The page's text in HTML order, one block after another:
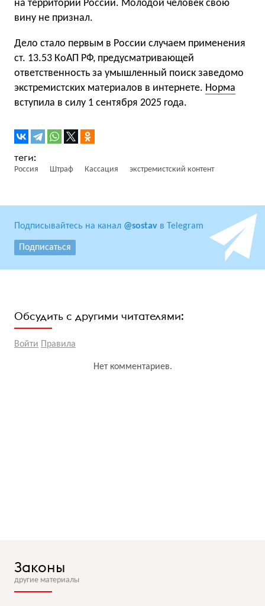
на территории России. Молодой человек свою
вину не признал.
Дело стало первым в России случаем применения
ст. 13.53 КоАП РФ, предусматривающей
ответственность за умышленный поиск заведомо
экстремистских материалов в интернете. Норма
вступила в силу 1 сентября 2025 года.
Россия Штраф Кассация экстремистский контент
Подписывайтесь на канал @sostav в Telegram
Подписаться
Обсудить с другими читателями:
Войти Правила
Нет комментариев.
Законы
другие материалы